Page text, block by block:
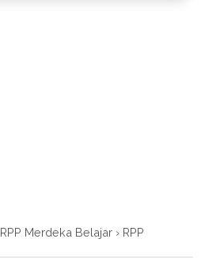
RPP Merdeka Belajar › RPP